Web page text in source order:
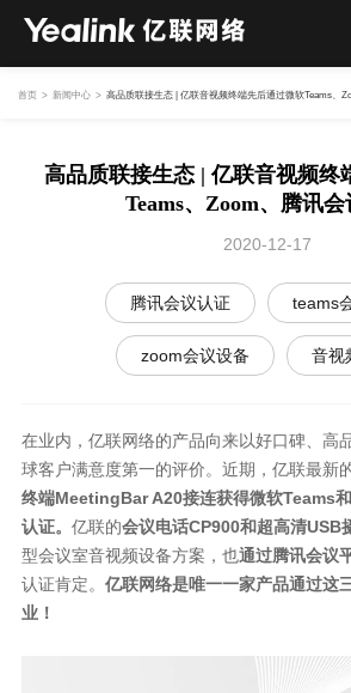
首页 > 新闻中心 > 高品质联接生态 | 亿联音视频终端先后通过微软Teams、
高品质联接生态 | 亿联音视频终
Teams、Zoom、腾讯
2020-12-17
腾讯会议认证 teams
zoom会议设备 音视
在业内，亿联网络的产品向来以好口碑、高
球客户满意度第一的评价。近期，亿联最新
终端MeetingBar A20接连获得微软Teams
认证。 亿联的会议电话CP900和超高清USB
型会议室音视频设备方案，也通过腾讯会议
认证肯定。 亿联网络是唯一一家产品通过这
业！